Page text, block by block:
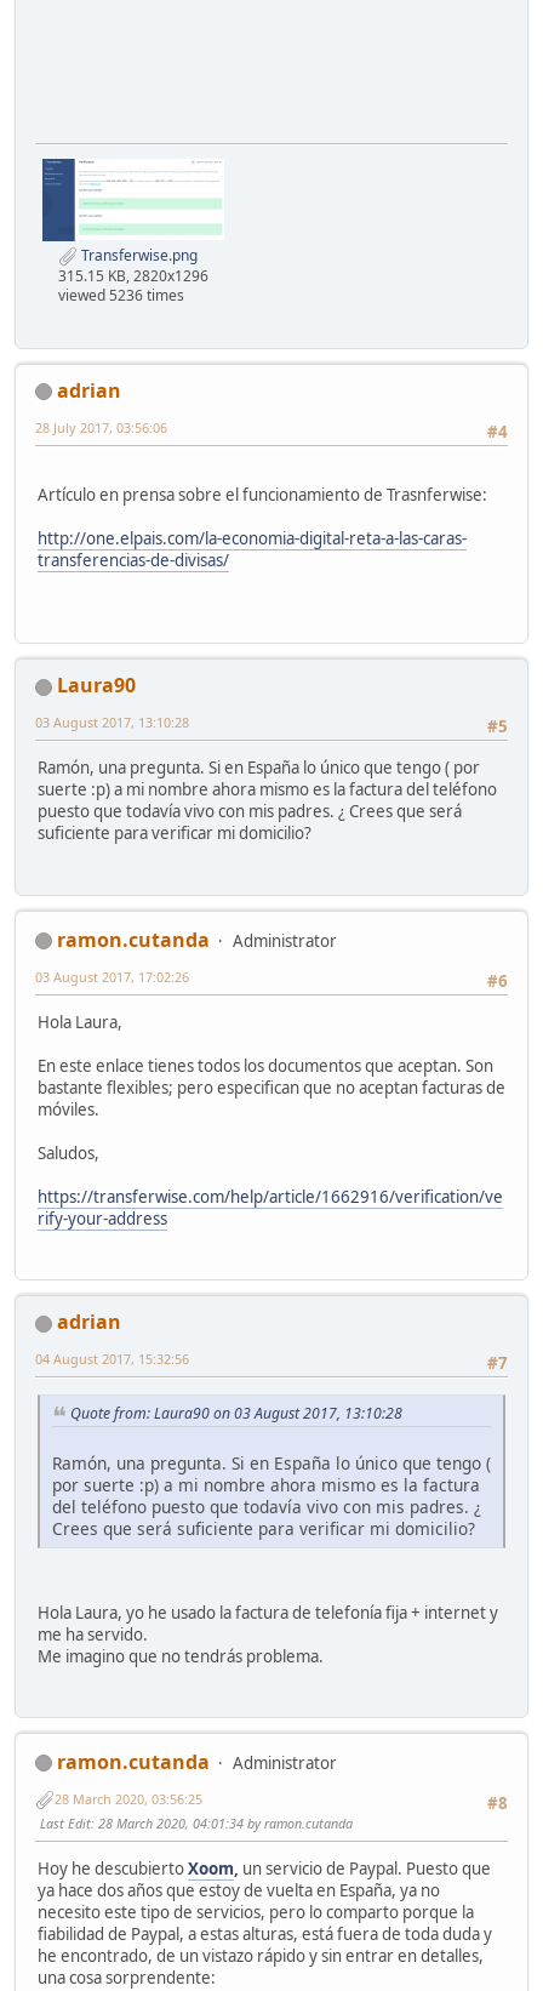
Transferwise.png
315.15 KB, 2820x1296
viewed 5236 times
adrian
#4
28 July 2017, 03:56:06
Artículo en prensa sobre el funcionamiento de Trasnferwise:
http://one.elpais.com/la-economia-digital-reta-a-las-caras-
transferencias-de-divisas/
Laura90
#5
03 August 2017, 13:10:28
Ramón, una pregunta. Si en España lo único que tengo ( por
suerte :p) a mi nombre ahora mismo es la factura del teléfono
puesto que todavía vivo con mis padres. ¿ Crees que será
suficiente para verificar mi domicilio?
ramon.cutanda
Administrator
#6
03 August 2017, 17:02:26
Hola Laura,
En este enlace tienes todos los documentos que aceptan. Son
bastante flexibles; pero especifican que no aceptan facturas de
móviles.
Saludos,
https://transferwise.com/help/article/1662916/verification/ve
rify-your-address
adrian
#7
04 August 2017, 15:32:56
Quote from: Laura90 on 03 August 2017, 13:10:28
Ramón, una pregunta. Si en España lo único que tengo (
por suerte :p) a mi nombre ahora mismo es la factura
del teléfono puesto que todavía vivo con mis padres. ¿
Crees que será suficiente para verificar mi domicilio?
Hola Laura, yo he usado la factura de telefonía fija + internet y
me ha servido.
Me imagino que no tendrás problema.
ramon.cutanda
Administrator
#8
28 March 2020, 03:56:25
Last Edit: 28 March 2020, 04:01:34 by ramon.cutanda
Hoy he descubiertoXoom, un servicio de Paypal. Puesto que
ya hace dos años que estoy de vuelta en España, ya no
necesito este tipo de servicios, pero lo comparto porque la
fiabilidad de Paypal, a estas alturas, está fuera de toda duda y
he encontrado, de un vistazo rápido y sin entrar en detalles,
una cosa sorprendente: